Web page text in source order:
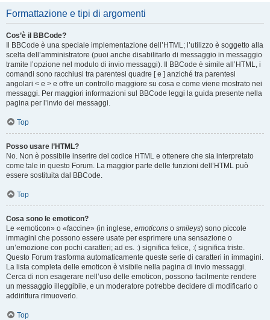
Formattazione e tipi di argomenti
Cos’è il BBCode?
Il BBCode è una speciale implementazione dell’HTML; l’utilizzo è soggetto alla
scelta dell’amministratore (puoi anche disabilitarlo di messaggio in messaggio
tramite l’opzione nel modulo di invio messaggi). Il BBCode è simile all’HTML, i
comandi sono racchiusi tra parentesi quadre [ e ] anziché tra parentesi
angolari < e > e offre un controllo maggiore su cosa e come viene mostrato nei
messaggi. Per maggiori informazioni sul BBCode leggi la guida presente nella
pagina per l’invio dei messaggi.
Top
Posso usare l’HTML?
No. Non è possibile inserire del codice HTML e ottenere che sia interpretato
come tale in questo Forum. La maggior parte delle funzioni dell’HTML può
essere sostituita dal BBCode.
Top
Cosa sono le emoticon?
Le «emoticon» o «faccine» (in inglese, emoticons o smileys) sono piccole
immagini che possono essere usate per esprimere una sensazione o
un’emozione con pochi caratteri; ad es. :) significa felice, :( significa triste.
Questo Forum trasforma automaticamente queste serie di caratteri in immagini.
La lista completa delle emoticon è visibile nella pagina di invio messaggi.
Cerca di non esagerare nell’uso delle emoticon, possono facilmente rendere
un messaggio illeggibile, e un moderatore potrebbe decidere di modificarlo o
addirittura rimuoverlo.
Top